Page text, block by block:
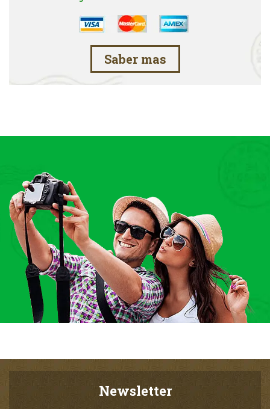
Saber mas
Newsletter